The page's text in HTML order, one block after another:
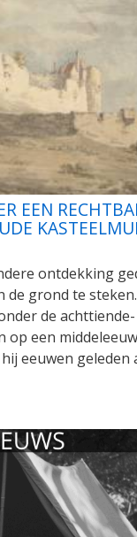
EEN
ontdekking
de grond te
de achttiende-
op een
eeuwen geleden